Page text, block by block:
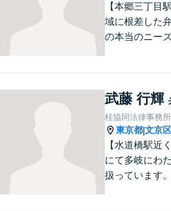
【本郷三丁目
域に根差した
の本当のニー
法務など、幅
ルに対応。【
系】よりよい
いきます。
武藤 行輝
桂協同法律事務所
東京都|文京区
【水道橋駅近
にて多岐にわ
扱っています